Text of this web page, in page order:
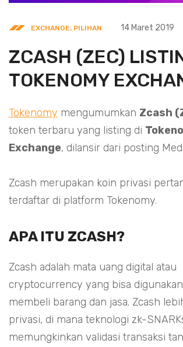
EXCHANGE, PILIHAN 14 Maret 2019
ZCASH (ZEC)
TOKENOMY
Tokenomy mengumumkan Zcash
token terbaru yang listing di
Exchange, dilansir dari posting
Zcash merupakan koin privasi
terdaftar di platform Tokenomy.
APA ITU ZCASH?
Zcash adalah mata uang digital atau
cryptocurrency yang bisa
membeli barang dan jasa. Zcash
privasi, di mana teknologi zk-
memungkinkan validasi transaksi